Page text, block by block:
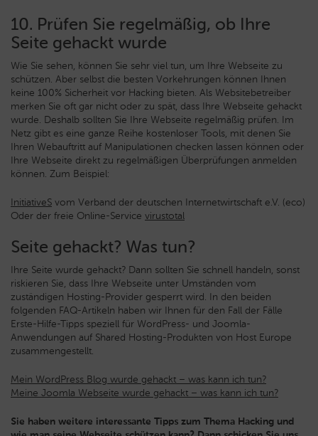
10. Prüfen Sie regelmäßig, ob Ihre
Seite gehackt wurde
Wie Sie sehen, können Sie sehr viel tun, um Ihre Webseite zu
schützen. Aber selbst die besten Vorkehrungen können Ihnen
keine 100% Sicherheit vor Hacking bieten. Als Websitebetreiber
merken Sie oft gar nicht oder zu spät, dass Ihre Webseite gehackt
wurde. Deshalb sollten Sie Ihre Webseite regelmäßig prüfen. Im
Netz gibt es eine ganze Reihe kostenloser Tools, mit denen Sie
Ihren Webauftritt auf Manipulationen checken lassen können oder
Ihre Webseite direkt zu regelmäßigen Überprüfungen anmelden
können. Zum Beispiel:
InitiativeS vom Verband der deutschen Internetwirtschaft e.V. (eco)
Oder der freie Online-Service virustotal
Seite gehackt? Was tun?
Ihre Seite wurde gehackt? Dann sollten Sie schnell handeln, sonst
riskieren Sie, dass Ihre Webseite unter Umständen vom
zuständigen Hosting-Provider gesperrt wird. In den beiden
folgenden FAQ-Artikeln haben wir Ihnen für den Fall der Fälle
Erste-Hilfe-Tipps speziell für WordPress- und Joomla-
Anwendungen auf Shared Hosting-Produkten von Host Europe
zusammengestellt.
Mein WordPress Blog wurde gehackt – was kann ich tun?
Meine Joomla Webseite wurde gehackt – was kann ich tun?
Sie haben weitere interessante Tipps zum Thema Hacking und